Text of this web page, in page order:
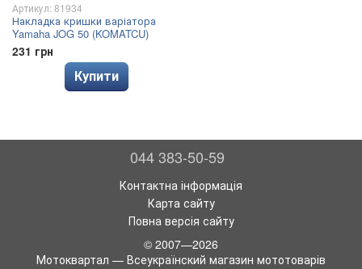
Артикул: 81934
Накладка кришки варіатора
Yamaha JOG 50 (KOMATCU)
231 грн
Купити
044 383-50-59
Контактна інформація
Карта сайту
Повна версія сайту
© 2007—2026
Мотоквартал — Всеукраїнский магазин мототоварів